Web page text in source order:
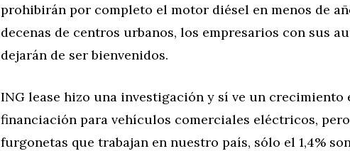
prohibirán por completo el motor diésel en menos de
decenas de centros urbanos, los empresarios con sus
dejarán de ser bienvenidos.
ING lease hizo una investigación y sí ve un crecimiento
financiación para vehículos comerciales eléctricos,
furgonetas que trabajan en nuestro país, sólo el 1,4%